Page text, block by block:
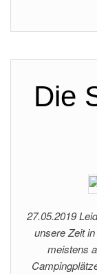
Die
27.05.2019
unsere Zeit
meistens